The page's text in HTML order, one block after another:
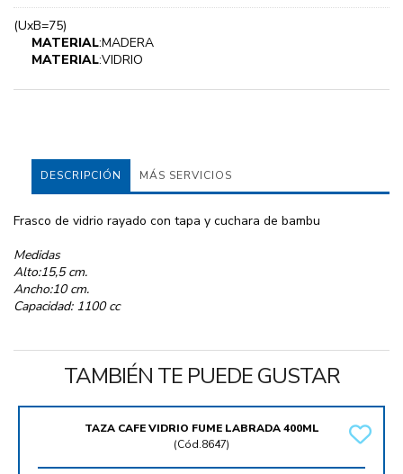
(UxB=75)
MATERIAL:MADERA
MATERIAL:VIDRIO
DESCRIPCIÓN MÁS SERVICIOS
Frasco de vidrio rayado con tapa y cuchara de bambu
Medidas
Alto:15,5 cm.
Ancho:10 cm.
Capacidad: 1100 cc
TAMBIÉN TE PUEDE GUSTAR
TAZA CAFE VIDRIO FUME LABRADA 400ML
(Cód.8647)